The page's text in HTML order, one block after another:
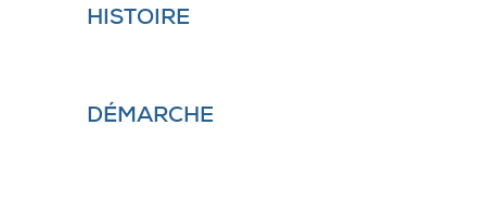
HISTOIRE
DÉMARCHE